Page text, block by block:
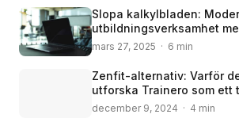
Slopa kalkylbladen:
utbildningsverksamhet
mars 27, 2025 · 6 min
Zenfit-alternativ: Varför
utforska Trainero som ett
december 9, 2024 · 4 min